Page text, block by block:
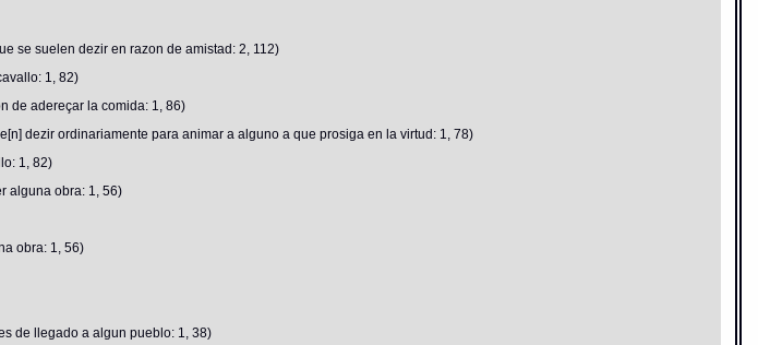
se suelen dezir en razon de amistad: 2, 112)
1, 82)
de adereçar la comida: 1, 86)
dezir ordinariamente para animar a alguno a que prosiga en la virtud: 1, 78)
1, 82)
alguna obra: 1, 56)
obra: 1, 56)
de llegado a algun pueblo: 1, 38)